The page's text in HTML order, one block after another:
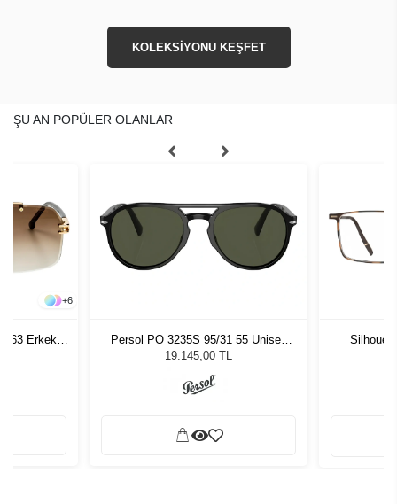
KOLEKSİYONU KEŞFET
ŞU AN POPÜLER OLANLAR
+6
- 63 Erkek
Persol PO 3235S 95/31 55 Unisex
Güneş Gözlüğü
19.145,00 TL